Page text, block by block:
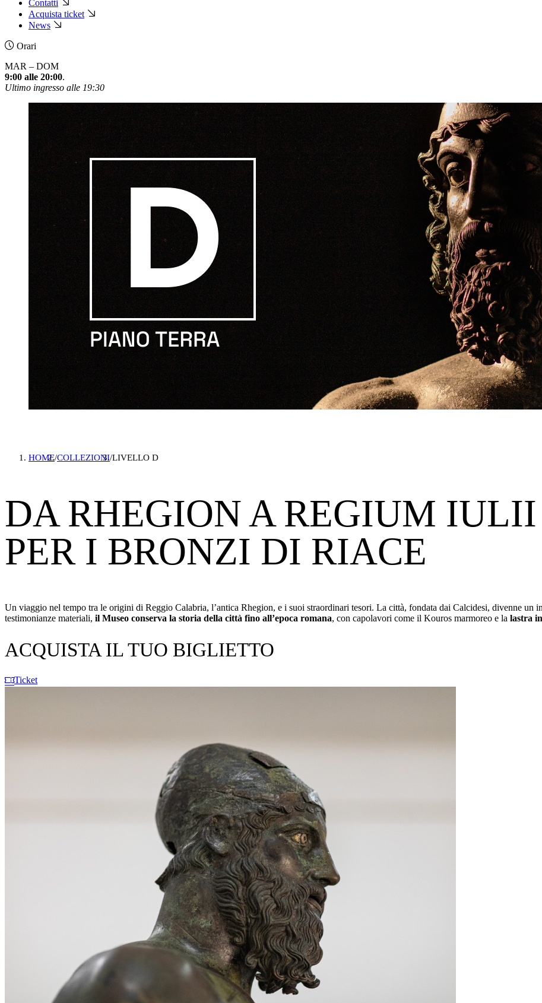
Contatti
Acquista ticket
News
Orari
MAR – DOM
9:00 alle 20:00.
Ultimo ingresso alle 19:30
HOME/COLLEZIONI/LIVELLO D
DA RHEGION A REGIUM IULII
PER I BRONZI DI RIACE
Un viaggio nel tempo tra le origini di Reggio Calabria, l’antica Rhegion, e i suoi straordinari tesori. La città, fondata dai Calcidesi, divenne un
testimonianze materiali, il Museo conserva la storia della città fino all’epoca romana, con capolavori come il Kouros marmoreo e la lastra
ACQUISTA IL TUO BIGLIETTO
Ticket